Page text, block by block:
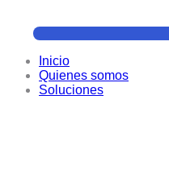
Inicio
Quienes somos
Soluciones